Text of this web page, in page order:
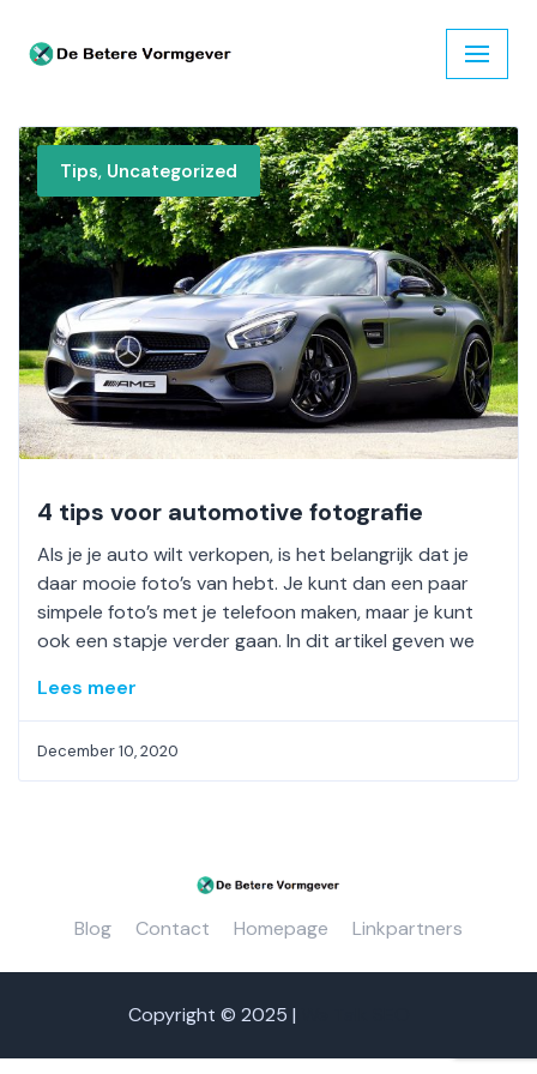
Ga
de
inhoud
Tips, Uncategorized
4 tips voor automotive fotografie
Als je je auto wilt verkopen, is het belangrijk dat je
daar mooie foto’s van hebt. Je kunt dan een paar
simpele foto’s met je telefoon maken, maar je kunt
ook een stapje verder gaan. In dit artikel geven we
Lees meer
December 10, 2020
Blog Contact Homepage Linkpartners
Copyright © 2025 |